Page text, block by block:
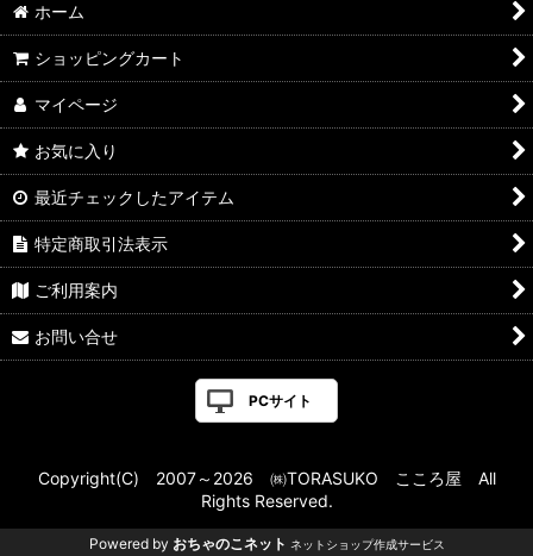
ホーム
ショッピングカート
マイページ
お気に入り
最近チェックしたアイテム
特定商取引法表示
ご利用案内
お問い合せ
PCサイト
Copyright(C) 2007～2026 ㈱TORASUKO こころ屋 All
Rights Reserved.
Powered by おちゃのこネット ネットショップ作成サービス